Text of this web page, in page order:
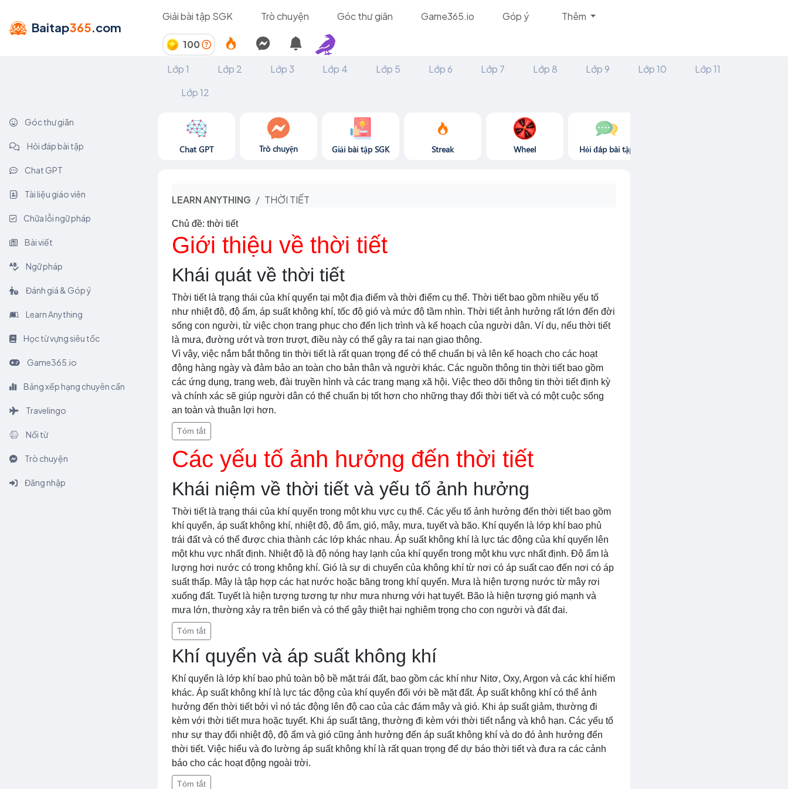
Baitap365.com
Giải bài tập SGK Trò chuyện Góc thư giãn Game365.io Góp ý Thêm
100
Lớp 1
Lớp 2 Lớp 3 Lớp 4 Lớp 5 Lớp 6 Lớp 7 Lớp 8 Lớp 9 Lớp 10
Lớp 11
Lớp 12
Góc thư giãn
Hỏi đáp bài tập
Chat GPT
Tài liệu giáo viên
Chữa lỗi ngữ pháp
Bài viết
Ngữ pháp
Đánh giá & Góp ý
Learn Anything
Học từ vựng siêu tốc
Game365.io
Bảng xếp hạng chuyên cần
Travelingo
Nối từ
Trò chuyện
Đăng nhập
Chat GPT Trò chuyện Giải bài tập SGK Streak Wheel Hỏi đáp bài tập
LEARN ANYTHING THỜI TIẾT
Chủ đề: thời tiết
Giới thiệu về thời tiết
Khái quát về thời tiết
Thời tiết là trạng thái của khí quyển tại một địa điểm và thời điểm cụ thể. Thời tiết bao gồm nhiều yếu tố
như nhiệt độ, độ ẩm, áp suất không khí, tốc độ gió và mức độ tầm nhìn. Thời tiết ảnh hưởng rất lớn đến đời
sống con người, từ việc chọn trang phục cho đến lịch trình và kế hoạch của người dân. Ví dụ, nếu thời tiết
là mưa, đường ướt và trơn trượt, điều này có thể gây ra tai nạn giao thông.
Vì vậy, việc nắm bắt thông tin thời tiết là rất quan trọng để có thể chuẩn bị và lên kế hoạch cho các hoạt
động hàng ngày và đảm bảo an toàn cho bản thân và người khác. Các nguồn thông tin thời tiết bao gồm
các ứng dụng, trang web, đài truyền hình và các trang mạng xã hội. Việc theo dõi thông tin thời tiết định kỳ
và chính xác sẽ giúp người dân có thể chuẩn bị tốt hơn cho những thay đổi thời tiết và có một cuộc sống
an toàn và thuận lợi hơn.
Tóm tắt
Các yếu tố ảnh hưởng đến thời tiết
Khái niệm về thời tiết và yếu tố ảnh hưởng
Thời tiết là trạng thái của khí quyển trong một khu vực cụ thể. Các yếu tố ảnh hưởng đến thời tiết bao gồm
khí quyển, áp suất không khí, nhiệt độ, độ ẩm, gió, mây, mưa, tuyết và bão. Khí quyển là lớp khí bao phủ
trái đất và có thể được chia thành các lớp khác nhau. Áp suất không khí là lực tác động của khí quyển lên
một khu vực nhất định. Nhiệt độ là độ nóng hay lạnh của khí quyển trong một khu vực nhất định. Độ ẩm là
lượng hơi nước có trong không khí. Gió là sự di chuyển của không khí từ nơi có áp suất cao đến nơi có áp
suất thấp. Mây là tập hợp các hạt nước hoặc băng trong khí quyển. Mưa là hiện tượng nước từ mây rơi
xuống đất. Tuyết là hiện tượng tương tự như mưa nhưng với hạt tuyết. Bão là hiện tượng gió mạnh và
mưa lớn, thường xảy ra trên biển và có thể gây thiệt hại nghiêm trọng cho con người và đất đai.
Tóm tắt
Khí quyển và áp suất không khí
Khí quyển là lớp khí bao phủ toàn bộ bề mặt trái đất, bao gồm các khí như Nitơ, Oxy, Argon và các khí hiếm
khác. Áp suất không khí là lực tác động của khí quyển đối với bề mặt đất. Áp suất không khí có thể ảnh
hưởng đến thời tiết bởi vì nó tác động lên độ cao của các đám mây và gió. Khi áp suất giảm, thường đi
kèm với thời tiết mưa hoặc tuyết. Khi áp suất tăng, thường đi kèm với thời tiết nắng và khô hạn. Các yếu tố
như sự thay đổi nhiệt độ, độ ẩm và gió cũng ảnh hưởng đến áp suất không khí và do đó ảnh hưởng đến
thời tiết. Việc hiểu và đo lường áp suất không khí là rất quan trọng để dự báo thời tiết và đưa ra các cảnh
báo cho các hoạt động ngoài trời.
Tóm tắt